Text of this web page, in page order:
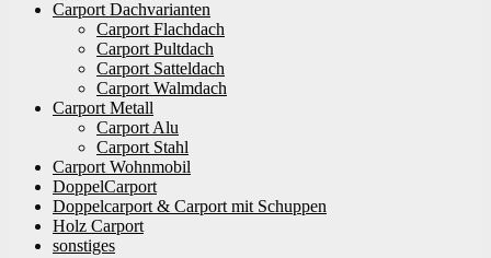
Carport Dachvarianten
Carport Flachdach
Carport Pultdach
Carport Satteldach
Carport Walmdach
Carport Metall
Carport Alu
Carport Stahl
Carport Wohnmobil
DoppelCarport
Doppelcarport & Carport mit Schuppen
Holz Carport
sonstiges